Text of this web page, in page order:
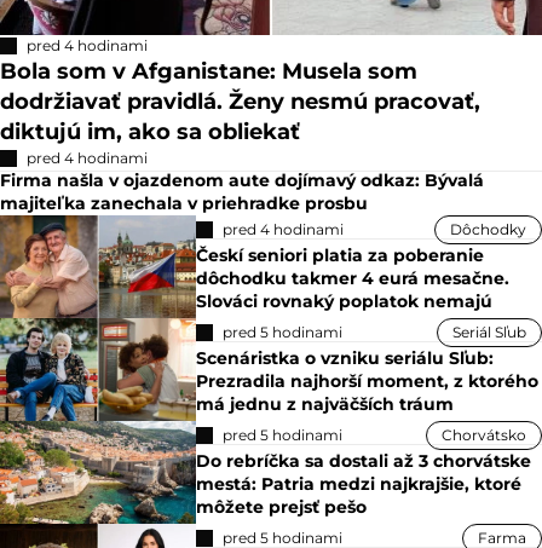
pred 4 hodinami
Bola som v Afganistane: Musela som
dodržiavať pravidlá. Ženy nesmú pracovať,
diktujú im, ako sa obliekať
pred 4 hodinami
Firma našla v ojazdenom aute dojímavý odkaz: Bývalá
majiteľka zanechala v priehradke prosbu
pred 4 hodinami Dôchodky
Českí seniori platia za poberanie
dôchodku takmer 4 eurá mesačne.
Slováci rovnaký poplatok nemajú
pred 5 hodinami Seriál Sľub
Scenáristka o vzniku seriálu Sľub:
Prezradila najhorší moment, z ktorého
má jednu z najväčších tráum
pred 5 hodinami Chorvátsko
Do rebríčka sa dostali až 3 chorvátske
mestá: Patria medzi najkrajšie, ktoré
môžete prejsť pešo
pred 5 hodinami Farma